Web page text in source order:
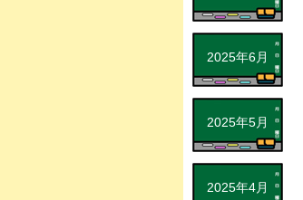
2025年4月
2025年5月
2025年6月